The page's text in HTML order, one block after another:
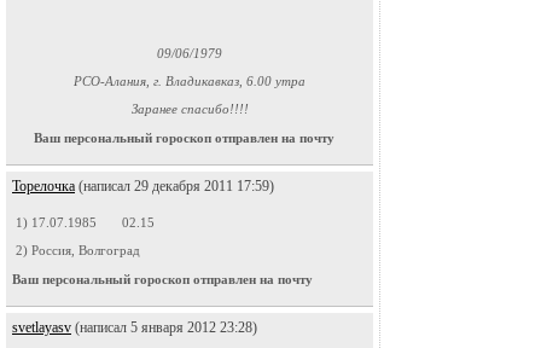
09/06/1979
РСО-Алания, г. Владикавказ, 6.00 утра
Заранее спасибо!!!!
Ваш персональный гороскоп отправлен на почту
Торелочка (написал 29 декабря 2011 17:59)
1) 17.07.1985 02.15
2) Россия, Волгоград
Ваш персональный гороскоп отправлен на почту
svetlayasv (написал 5 января 2012 23:28)